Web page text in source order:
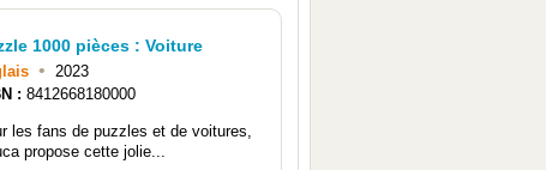
1000 pièces : Voiture
•
2023
: 8412668180000
les fans de puzzles et de voitures,
propose cette jolie...